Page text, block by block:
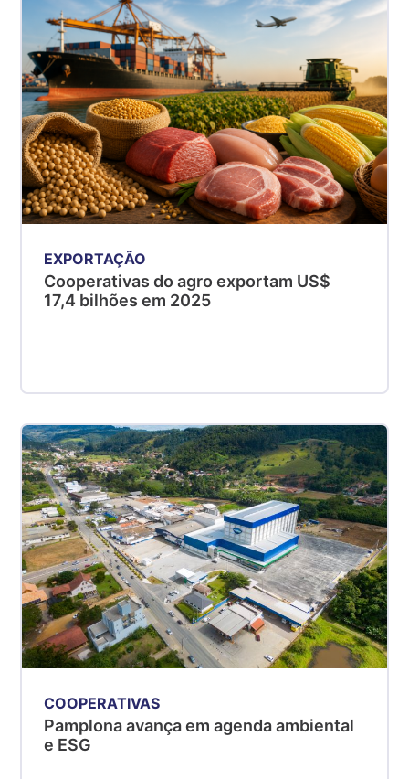
EXPORTAÇÃO
Cooperativas do agro exportam US$
17,4 bilhões em 2025
COOPERATIVAS
Pamplona avança em agenda ambiental
e ESG